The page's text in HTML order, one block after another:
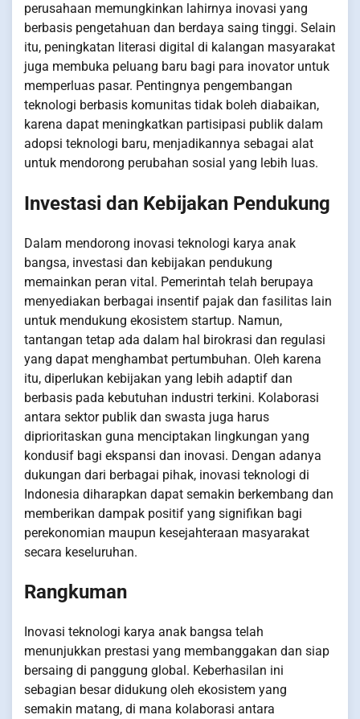
perusahaan memungkinkan lahirnya inovasi yang
berbasis pengetahuan dan berdaya saing tinggi. Selain
itu, peningkatan literasi digital di kalangan masyarakat
juga membuka peluang baru bagi para inovator untuk
memperluas pasar. Pentingnya pengembangan
teknologi berbasis komunitas tidak boleh diabaikan,
karena dapat meningkatkan partisipasi publik dalam
adopsi teknologi baru, menjadikannya sebagai alat
untuk mendorong perubahan sosial yang lebih luas.
Investasi dan Kebijakan Pendukung
Dalam mendorong inovasi teknologi karya anak
bangsa, investasi dan kebijakan pendukung
memainkan peran vital. Pemerintah telah berupaya
menyediakan berbagai insentif pajak dan fasilitas lain
untuk mendukung ekosistem startup. Namun,
tantangan tetap ada dalam hal birokrasi dan regulasi
yang dapat menghambat pertumbuhan. Oleh karena
itu, diperlukan kebijakan yang lebih adaptif dan
berbasis pada kebutuhan industri terkini. Kolaborasi
antara sektor publik dan swasta juga harus
diprioritaskan guna menciptakan lingkungan yang
kondusif bagi ekspansi dan inovasi. Dengan adanya
dukungan dari berbagai pihak, inovasi teknologi di
Indonesia diharapkan dapat semakin berkembang dan
memberikan dampak positif yang signifikan bagi
perekonomian maupun kesejahteraan masyarakat
secara keseluruhan.
Rangkuman
Inovasi teknologi karya anak bangsa telah
menunjukkan prestasi yang membanggakan dan siap
bersaing di panggung global. Keberhasilan ini
sebagian besar didukung oleh ekosistem yang
semakin matang, di mana kolaborasi antara